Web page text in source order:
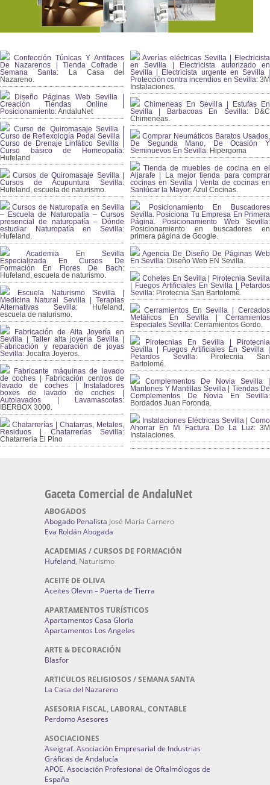
Confección Túnicas Y Antifaces
De Nazarenos | Tienda Cofrade |
Semana Santa: La Casa del
Nazareno.
Diseño Páginas Web Sevilla |
Creación Tiendas Online |
Posicionamiento:AndaluNet
Curso de Quiromasaje Sevilla |
Curso de Reflexología Podal Sevilla |
Curso de Drenaje Linfático Sevilla |
Curso básico de Homeopatía:
Hufeland
Cursos de Quiromasaje Sevilla |
Cursos de Acupuntura Sevilla:
Hufeland, escuela de naturismo.
Cursos de Naturopatia en Sevilla
– Escuela de Naturopatía – Cursos
presencial de naturopatía – Dónde
estudiar Naturopatía en Sevilla:
Hufeland.
Academia En Sevilla
Especializada En Cursos De
Formación En Flores De Bach:
Hufeland, escuela de naturismo.
Escuela Naturismo Sevilla |
Medicina Natural Sevilla | Terapias
Alternativas Sevilla: Hufeland,
escuela de naturismo.
Fabricación de Alta Joyería en
Sevilla | Taller alta joyería Sevilla |
Fabricación y reparación de joyas
Sevilla: Jocafra Joyeros.
Fabricante máquinas de lavado
de coches | Fabricación centros de
lavado de coches | Instaladores
boxes de lavado de coches |
Autolavados | Lavamascotas:
IBERBOX 3000.
Chatarrerías | Chatarras, Metales,
Residuos | Chatarrerías Sevilla:
Chatarreria El Pino
Averías eléctricas Sevilla | Electricista
en Sevilla | Electricista autorizado en
Sevilla | Electricista urgente en Sevilla |
Protección contra incendios en Sevilla:3M
Instalaciones.
Chimeneas En Sevilla | Estufas En
Sevilla | Barbacoas En Sevilla:D&C
Chimeneas.
Comprar Neumáticos Baratos Usados,
De Segunda Mano, De Ocasión Y
Seminuevos En Sevilla: Hipergoma
Tienda de muebles de cocina en el
Aljarafe | La mejor tienda para comprar
cocinas en Sevilla | Venta de cocinas en
Sanlúcar la Mayor:Azul Cocinas.
Posicionamiento En Buscadores
Sevilla. Posiciona Tu Empresa En Primera
Página. Posicionamiento Web Sevilla:
Posicionamiento en buscadores en
primera página de Google.
Agencia De Diseño De Páginas Web
En Sevilla: Diseño Web EN Sevilla.
Cohetes En Sevilla | Pirotecnia Sevilla
| Fuegos Artificiales En Sevilla | Petardos
Sevilla: Pirotecnia San Bartolomé.
Cerramientos En Sevilla | Cercados
Metálicos En Sevilla | Cerramientos
Especiales Sevilla: Cerramientos Gordo.
Pirotecnias En Sevilla | Pirotecnia
Sevilla | Fuegos Artificiales En Sevilla |
Petardos Sevilla: Pirotecnia San
Bartolomé.
Complementos De Novia Sevilla |
Mantones Y Mantillas Sevilla | Tiendas De
Complementos De Novia En Sevilla:
Bordados Juan Foronda.
Instalaciones Eléctricas Sevilla | Como
Ahorrar En Mi Factura De La Luz:3M
Instalaciones.
Gaceta Comercial de AndaluNet
ABOGADOS
Abogado Penalista José María Carnero
Eva Roldán Abogada
ACADEMIAS / CURSOS DE FORMACIÓN
Hufeland, Naturismo
ACEITE DE OLIVA
Aceites Olevm – Puerta de Tierra
APARTAMENTOS TURÍSTICOS
Apartamentos Casa Gloria
Apartamentos Los Angeles
ARTE & DECORACIÓN
Blasfor
ARTICULOS RELIGIOSOS / SEMANA SANTA
La Casa del Nazareno
ASESORIA FISCAL, LABORAL, CONTABLE
Perdomo Asesores
ASOCIACIONES
Aseigraf. Asociación Empresarial de Industrias
Gráficas de Andalucía
APOE. Asociación Profesional de Oftalmólogos de
España